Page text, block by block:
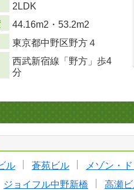
2LDK
44.16m2 ・53.2m2
東京都中野区野方４
西武新宿線「野方」歩4
分
ル 蒼苑ビル メゾン・
ジョイフル中野新橋 高瀬